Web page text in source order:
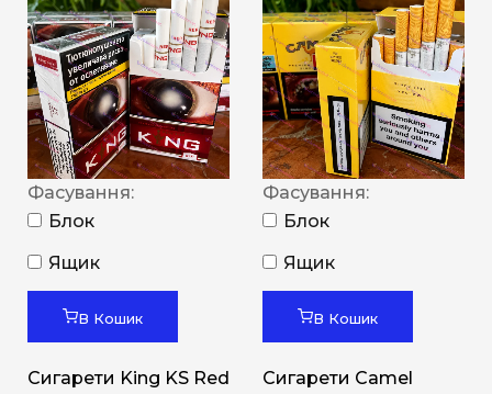
Фасування:
Блок
Ящик
В Кошик
Сигарети King KS Red
Фасування:
Блок
Ящик
В Кошик
Сигарети Camel